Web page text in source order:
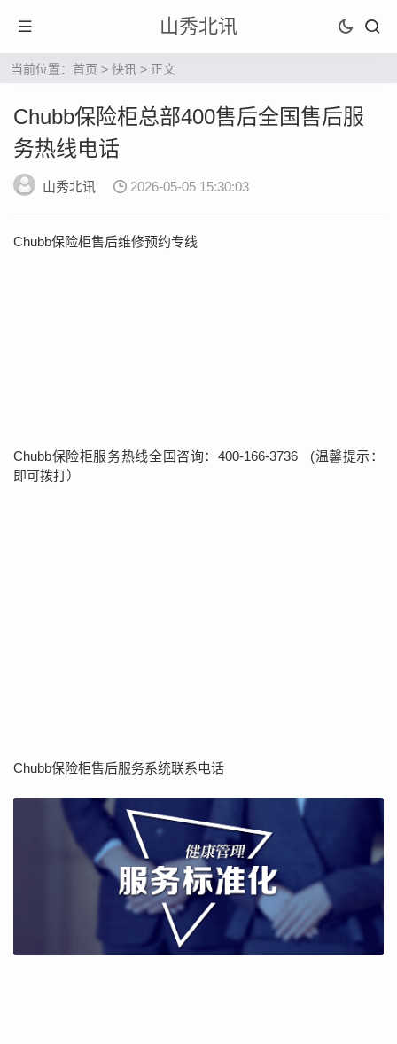
山秀北讯
当前位置： 首页 > 快讯 > 正文
Chubb保险柜总部400售后全国售后服
务热线电话
山秀北讯 2026-05-05 15:30:03
Chubb保险柜售后维修预约专线
Chubb保险柜服务热线全国咨询：400-166-3736 (温馨提示：
即可拨打）
Chubb保险柜售后服务系统联系电话